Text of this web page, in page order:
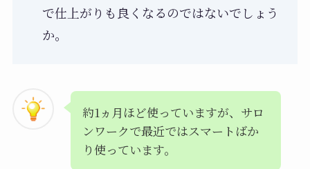
で仕上がりも良くなるのではないでしょう
か。
約1ヵ月ほど使っていますが、サロ
ンワークで最近ではスマートばか
り使っています。